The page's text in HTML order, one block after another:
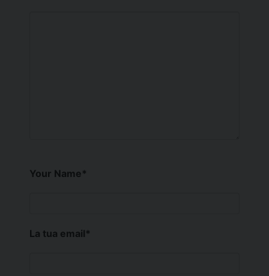
Your Name*
La tua email*